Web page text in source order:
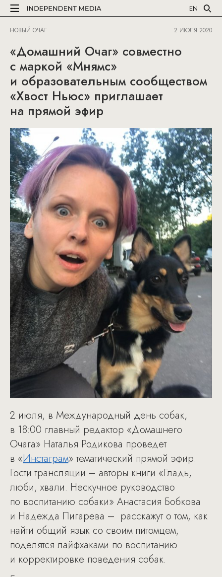
EN
НОВЫЙ ОЧАГ 2 ИЮЛЯ 2020
«Домашний Очаг» совместно
с маркой «Мнямс»
и образовательным сообществом
«Хвост Ньюс» приглашает
на прямой эфир
2 июля, в Международный день собак,
в 18:00 главный редактор «Домашнего
Очага» Наталья Родикова проведет
в «Инстаграм» тематический прямой эфир.
Гости трансляции – авторы книги «Гладь,
люби, хвали. Нескучное руководство
по воспитанию собаки» Анастасия Бобкова
и Надежда Пигарева – расскажут о том, как
найти общий язык со своим питомцем,
поделятся лайфхаками по воспитанию
и корректировке поведения собак.